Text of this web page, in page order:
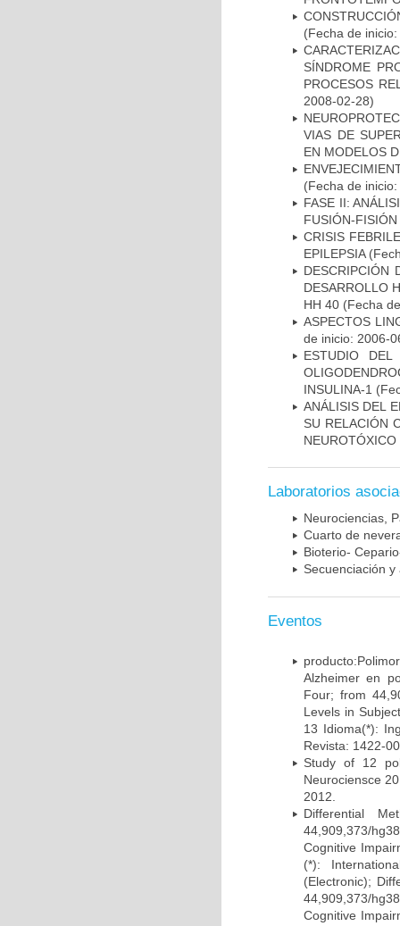
(Fecha de
SÍNDROME
PROCESOS
2008-02-28)
VIAS DE
EN MODELOS
(Fecha de
FASE II:
FUSIÓN-
CRISIS
EPILEPSIA
DESCRIPCIÓN
DESARROLLO
HH 40 (Fecha
ASPECTOS
de inicio: 2006-
ESTUDIO
INSULINA-1
ANÁLISIS DEL
SU RELACIÓN
NEUROTÓXICO
Laboratorios
Neurociencias,
Cuarto de
Bioterio-
Secuenciación
Eventos
Alzheimer en
Four; from
Levels in
13 Idioma(*):
Revista: 1422-
Study of 12
Neurociensce
2012.
Differential
44,909,373/
Cognitive
(*):
(Electronic);
44,909,373/
Cognitive